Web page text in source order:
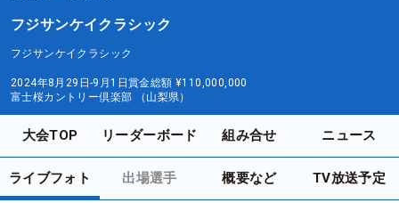
フジサンケイクラシック
フジサンケイクラシック
2024年8月29日-9月1日賞金総額 ¥110,000,000
富士桜カントリー倶楽部 （山梨県）
大会TOP リーダーボード 組み合せ ニュース
ライブフォト 出場選手 概要など TV放送予定